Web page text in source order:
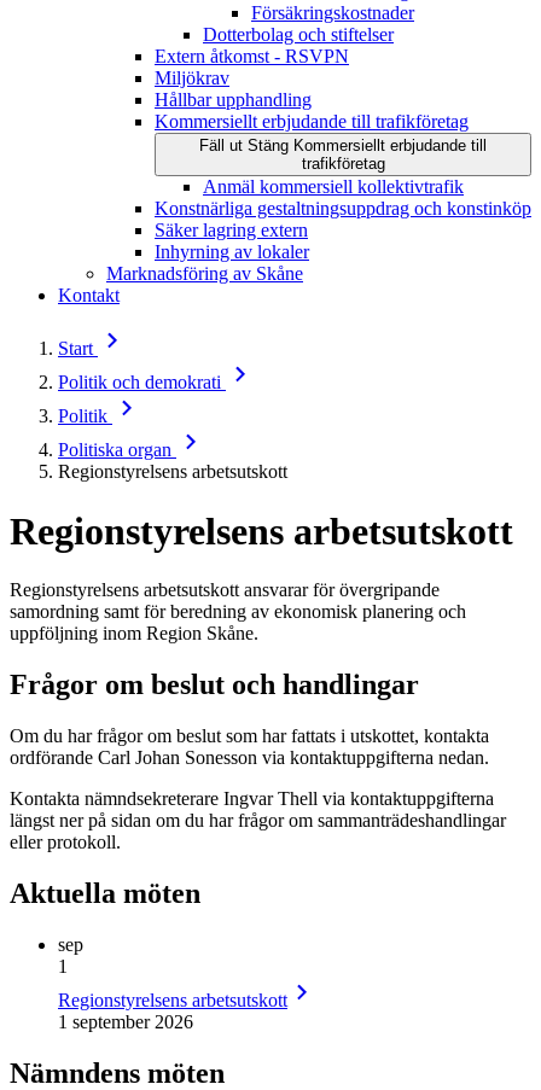
Försäkringskostnader
Dotterbolag och stiftelser
Extern åtkomst - RSVPN
Miljökrav
Hållbar upphandling
Kommersiellt erbjudande till trafikföretag
Fäll ut Stäng Kommersiellt erbjudande till
trafikföretag
Anmäl kommersiell kollektivtrafik
Konstnärliga gestaltningsuppdrag och konstinköp
Säker lagring extern
Inhyrning av lokaler
Marknadsföring av Skåne
Kontakt
Start
Politik och demokrati
Politik
Politiska organ
Regionstyrelsens arbetsutskott
Regionstyrelsens arbetsutskott
Regionstyrelsens arbetsutskott ansvarar för övergripande
samordning samt för beredning av ekonomisk planering och
uppföljning inom Region Skåne.
Frågor om beslut och handlingar
Om du har frågor om beslut som har fattats i utskottet, kontakta
ordförande Carl Johan Sonesson via kontaktuppgifterna nedan.
Kontakta nämndsekreterare Ingvar Thell via kontaktuppgifterna
längst ner på sidan om du har frågor om sammanträdeshandlingar
eller protokoll.
Aktuella möten
sep
1
Regionstyrelsens arbetsutskott
1 september 2026
Nämndens möten